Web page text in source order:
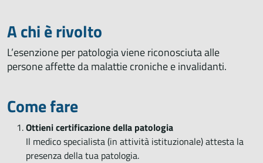
A chi è rivolto
L’esenzione per patologia viene riconosciuta alle
persone affette da malattie croniche e invalidanti.
Come fare
Ottieni certificazione della patologia
Il medico specialista (in attività istituzionale) attesta la
presenza della tua patologia.